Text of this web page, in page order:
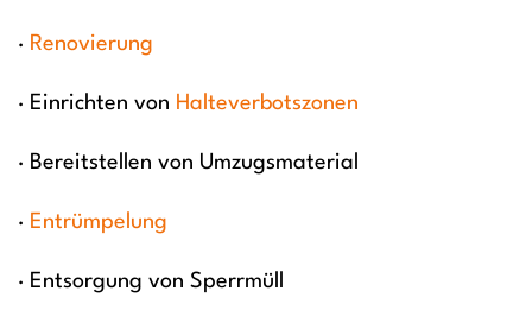
· Renovierung
· Einrichten von Halteverbotszonen
· Bereitstellen von Umzugsmaterial
· Entrümpelung
· Entsorgung von Sperrmüll